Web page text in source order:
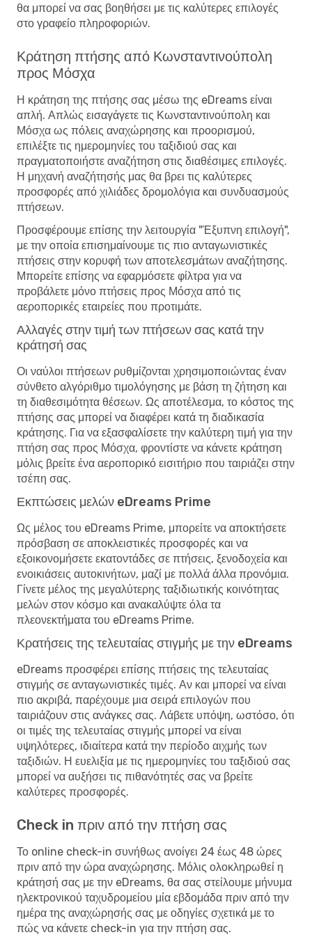
θα μπορεί να σας βοηθήσει με τις καλύτερες επιλογές
στο γραφείο πληροφοριών.
Κράτηση πτήσης από Κωνσταντινούπολη
προς Μόσχα
Η κράτηση της πτήσης σας μέσω της eDreams είναι
απλή. Απλώς εισαγάγετε τις Κωνσταντινούπολη και
Μόσχα ως πόλεις αναχώρησης και προορισμού,
επιλέξτε τις ημερομηνίες του ταξιδιού σας και
πραγματοποιήστε αναζήτηση στις διαθέσιμες επιλογές.
Η μηχανή αναζήτησής μας θα βρει τις καλύτερες
προσφορές από χιλιάδες δρομολόγια και συνδυασμούς
πτήσεων.
Προσφέρουμε επίσης την λειτουργία "Έξυπνη επιλογή",
με την οποία επισημαίνουμε τις πιο ανταγωνιστικές
πτήσεις στην κορυφή των αποτελεσμάτων αναζήτησης.
Μπορείτε επίσης να εφαρμόσετε φίλτρα για να
προβάλετε μόνο πτήσεις προς Μόσχα από τις
αεροπορικές εταιρείες που προτιμάτε.
Αλλαγές στην τιμή των πτήσεων σας κατά την
κράτησή σας
Οι ναύλοι πτήσεων ρυθμίζονται χρησιμοποιώντας έναν
σύνθετο αλγόριθμο τιμολόγησης με βάση τη ζήτηση και
τη διαθεσιμότητα θέσεων. Ως αποτέλεσμα, το κόστος της
πτήσης σας μπορεί να διαφέρει κατά τη διαδικασία
κράτησης. Για να εξασφαλίσετε την καλύτερη τιμή για την
πτήση σας προς Μόσχα, φροντίστε να κάνετε κράτηση
μόλις βρείτε ένα αεροπορικό εισιτήριο που ταιριάζει στην
τσέπη σας.
Εκπτώσεις μελών eDreams Prime
Ως μέλος του eDreams Prime, μπορείτε να αποκτήσετε
πρόσβαση σε αποκλειστικές προσφορές και να
εξοικονομήσετε εκατοντάδες σε πτήσεις, ξενοδοχεία και
ενοικιάσεις αυτοκινήτων, μαζί με πολλά άλλα προνόμια.
Γίνετε μέλος της μεγαλύτερης ταξιδιωτικής κοινότητας
μελών στον κόσμο και ανακαλύψτε όλα τα
πλεονεκτήματα του eDreams Prime.
Κρατήσεις της τελευταίας στιγμής με την eDreams
eDreams προσφέρει επίσης πτήσεις της τελευταίας
στιγμής σε ανταγωνιστικές τιμές. Αν και μπορεί να είναι
πιο ακριβά, παρέχουμε μια σειρά επιλογών που
ταιριάζουν στις ανάγκες σας. Λάβετε υπόψη, ωστόσο, ότι
οι τιμές της τελευταίας στιγμής μπορεί να είναι
υψηλότερες, ιδιαίτερα κατά την περίοδο αιχμής των
ταξιδιών. Η ευελιξία με τις ημερομηνίες του ταξιδιού σας
μπορεί να αυξήσει τις πιθανότητές σας να βρείτε
καλύτερες προσφορές.
Check in πριν από την πτήση σας
Το online check-in συνήθως ανοίγει 24 έως 48 ώρες
πριν από την ώρα αναχώρησης. Μόλις ολοκληρωθεί η
κράτησή σας με την eDreams, θα σας στείλουμε μήνυμα
ηλεκτρονικού ταχυδρομείου μία εβδομάδα πριν από την
ημέρα της αναχώρησής σας με οδηγίες σχετικά με το
πώς να κάνετε check-in για την πτήση σας.